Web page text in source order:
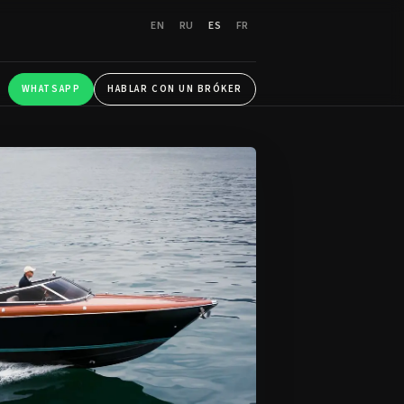
EN RU ES FR
WHATSAPP HABLAR CON UN BRÓKER